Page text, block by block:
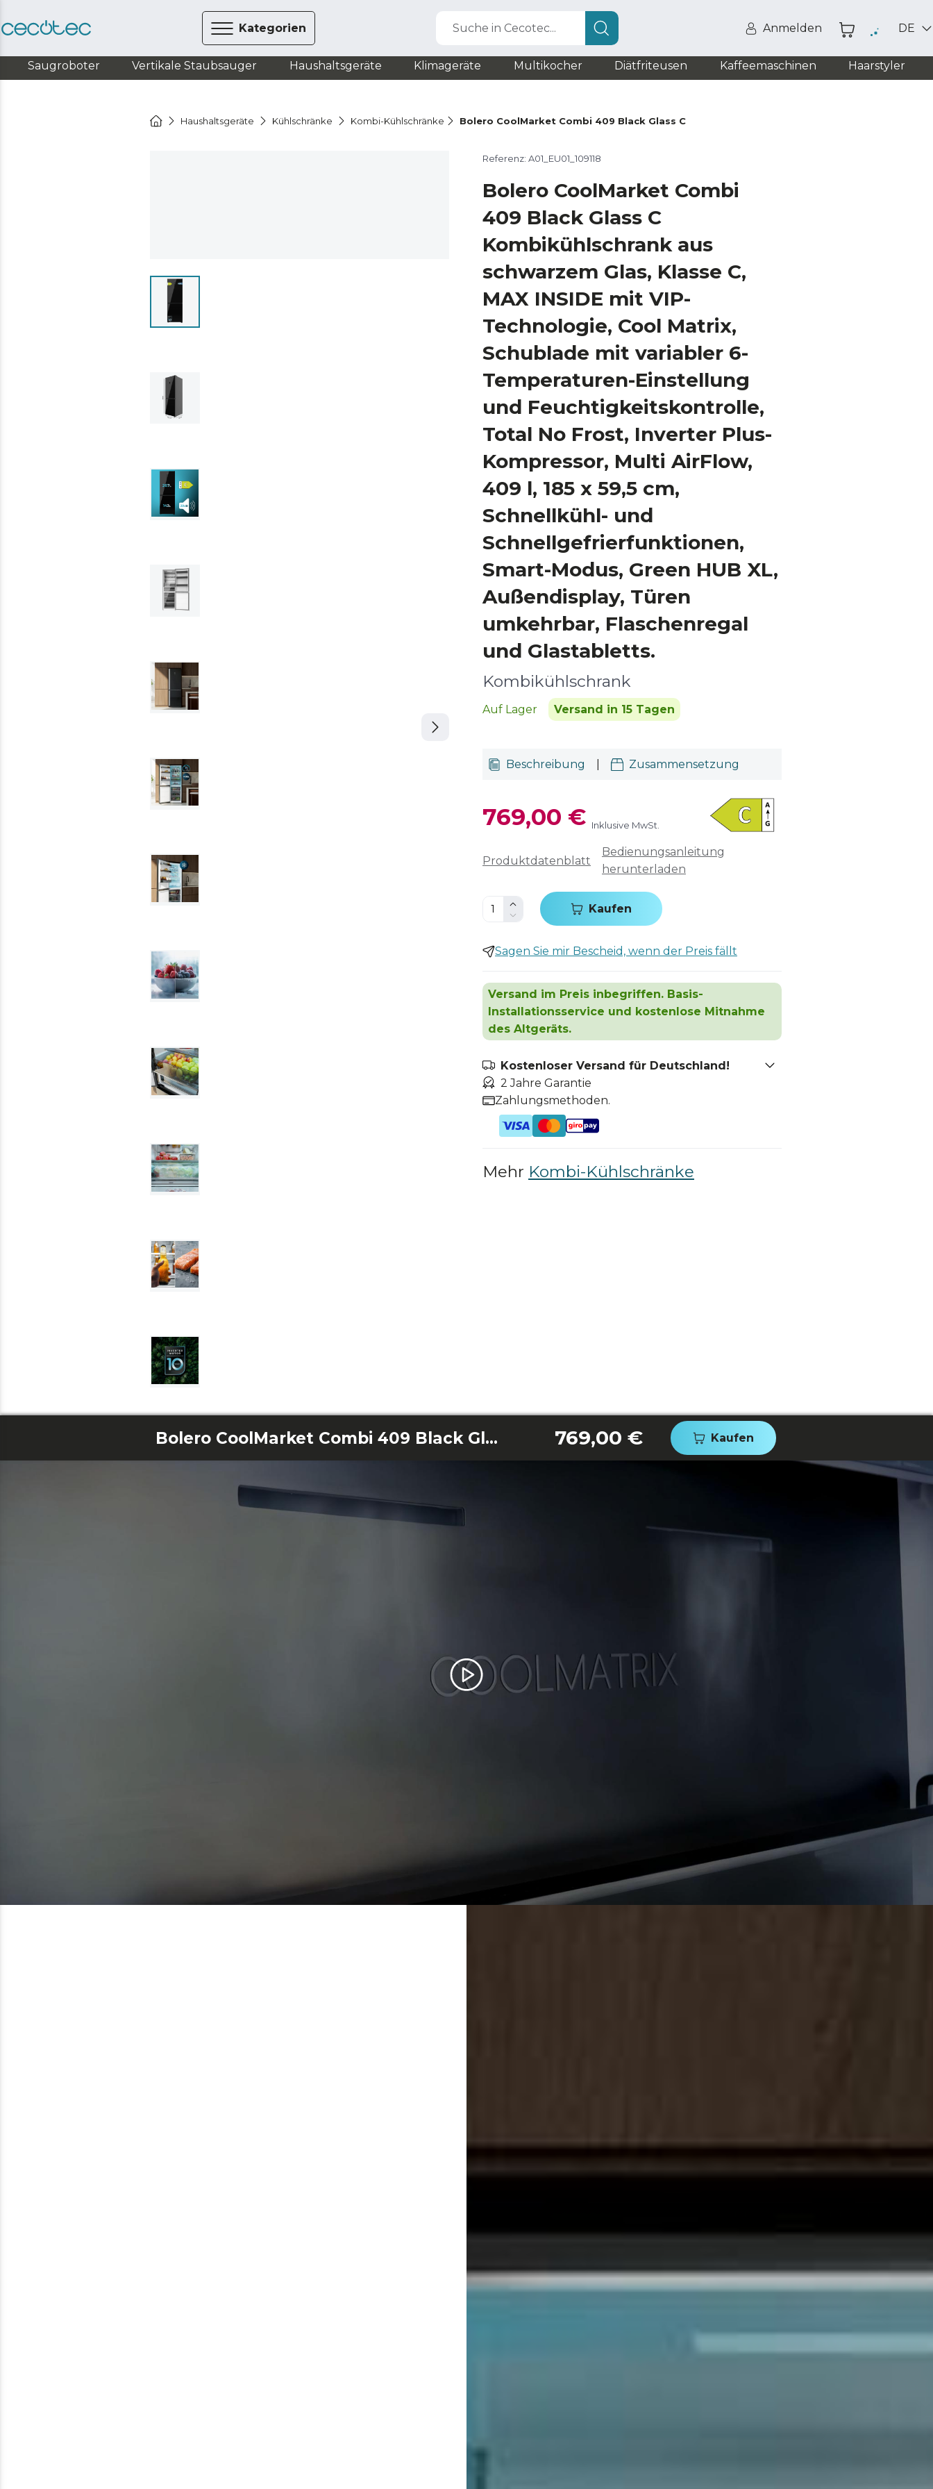
Kategorien Suche in Cecotec... Anmelden DE
Saugroboter Vertikale Staubsauger Haushaltsgeräte Klimageräte Multikocher Diätfriteusen Kaffeemaschinen Haarstyler
Haushaltsgeräte Kühlschränke Kombi-Kühlschränke Bolero CoolMarket Combi 409 Black Glass C
Referenz: A01_EU01_109118
Bolero CoolMarket Combi
409 Black Glass C
Kombikühlschrank aus
schwarzem Glas, Klasse C,
MAX INSIDE mit VIP-
Technologie, Cool Matrix,
Schublade mit variabler 6-
Temperaturen-Einstellung
und Feuchtigkeitskontrolle,
Total No Frost, Inverter Plus-
Kompressor, Multi AirFlow,
409 l, 185 x 59,5 cm,
Schnellkühl- und
Schnellgefrierfunktionen,
Smart-Modus, Green HUB XL,
Außendisplay, Türen
umkehrbar, Flaschenregal
und Glastabletts.
Kombikühlschrank
Auf Lager Versand in 15 Tagen
Beschreibung Zusammensetzung
769,00 € Inklusive MwSt.
Produktdatenblatt
Bedienungsanleitung
herunterladen
Kaufen
Sagen Sie mir Bescheid, wenn der Preis fällt
Versand im Preis inbegriffen. Basis-
Installationsservice und kostenlose Mitnahme
des Altgeräts.
Kostenloser Versand für Deutschland!
2 Jahre Garantie
Zahlungsmethoden.
Mehr Kombi-Kühlschränke
Bolero CoolMarket Combi 409 Black Glass C 769,00 € Kaufen